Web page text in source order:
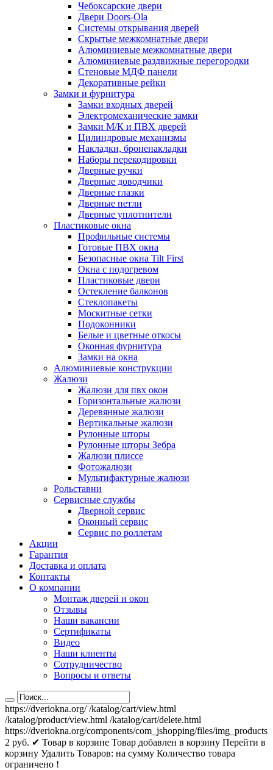
Чебоксарские двери
Двери Doors-Ola
Системы открывания дверей
Скрытые межкомнатные двери
Алюминиевые межкомнатные двери
Алюминиевые раздвижные перегородки
Стеновые МДФ панели
Декоративные рейки
Замки и фурнитура
Замки входных дверей
Электромеханические замки
Замки М/К и ПВХ дверей
Цилиндровые механизмы
Накладки, броненакладки
Наборы перекодировки
Дверные ручки
Дверные доводчики
Дверные глазки
Дверные петли
Дверные уплотнители
Пластиковые окна
Профильные системы
Готовые ПВХ окна
Безопасные окна Tilt First
Окна с подогревом
Пластиковые двери
Остекление балконов
Стеклопакеты
Москитные сетки
Подоконники
Белые и цветные откосы
Оконная фурнитура
Замки на окна
Алюминиевые конструкции
Жалюзи
Жалюзи для пвх окон
Горизонтальные жалюзи
Деревянные жалюзи
Вертикальные жалюзи
Рулонные шторы
Рулонные шторы Зебра
Жалюзи плиссе
Фотожалюзи
Мультифактурные жалюзи
Рольставни
Сервисные службы
Дверной сервис
Оконный сервис
Сервис по роллетам
Акции
Гарантия
Доставка и оплата
Контакты
О компании
Монтаж дверей и окон
Отзывы
Наши вакансии
Сертификаты
Видео
Наши клиенты
Сотрудничество
Вопросы и ответы
https://dveriokna.org/ /katalog/cart/view.html
/katalog/product/view.html /katalog/cart/delete.html
https://dveriokna.org/components/com_jshopping/files/img_products
2 руб. ✔ Товар в корзине Товар добавлен в корзину Перейти в
корзину Удалить Товаров: на сумму Количество товара
ограничено !